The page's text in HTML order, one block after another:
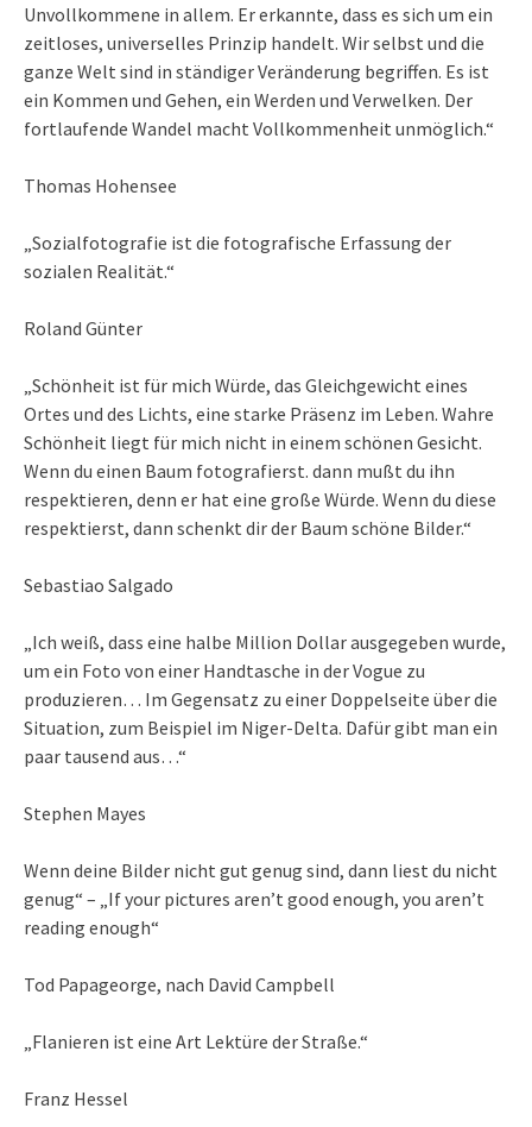
Unvollkommene in allem. Er erkannte, dass es sich um ein
zeitloses, universelles Prinzip handelt. Wir selbst und die
ganze Welt sind in ständiger Veränderung begriffen. Es ist
ein Kommen und Gehen, ein Werden und Verwelken. Der
fortlaufende Wandel macht Vollkommenheit unmöglich.“
Thomas Hohensee
„Sozialfotografie ist die fotografische Erfassung der
sozialen Realität.“
Roland Günter
„Schönheit ist für mich Würde, das Gleichgewicht eines
Ortes und des Lichts, eine starke Präsenz im Leben. Wahre
Schönheit liegt für mich nicht in einem schönen Gesicht.
Wenn du einen Baum fotografierst. dann mußt du ihn
respektieren, denn er hat eine große Würde. Wenn du diese
respektierst, dann schenkt dir der Baum schöne Bilder.“
Sebastiao Salgado
„Ich weiß, dass eine halbe Million Dollar ausgegeben wurde,
um ein Foto von einer Handtasche in der Vogue zu
produzieren… Im Gegensatz zu einer Doppelseite über die
Situation, zum Beispiel im Niger-Delta. Dafür gibt man ein
paar tausend aus…“
Stephen Mayes
Wenn deine Bilder nicht gut genug sind, dann liest du nicht
genug“ – „If your pictures aren’t good enough, you aren’t
reading enough“
Tod Papageorge, nach David Campbell
„Flanieren ist eine Art Lektüre der Straße.“
Franz Hessel